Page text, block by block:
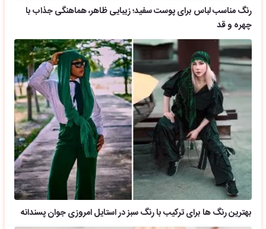
رنگ مناسب لباس برای پوست سفید؛ زیبایی ظاهر، هماهنگی جذاب با
چهره و قد
بهترین رنگ ها برای ترکیب با رنگ سبز در استایل امروزی جوان پسندانه